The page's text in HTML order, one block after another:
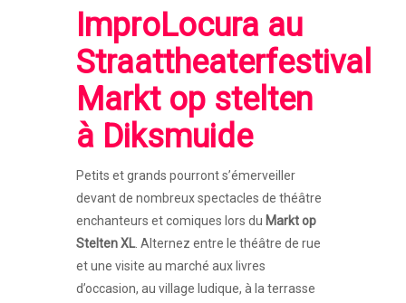
ImproLocura au
Straattheaterfestival
Markt op stelten
à Diksmuide
Petits et grands pourront s’émerveiller
devant de nombreux spectacles de théâtre
enchanteurs et comiques lors du Markt op
Stelten XL. Alternez entre le théâtre de rue
et une visite au marché aux livres
d’occasion, au village ludique, à la terrasse